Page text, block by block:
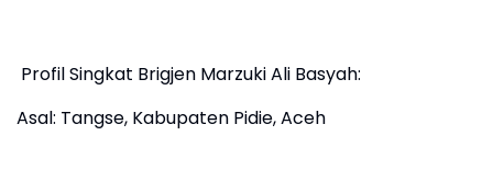
Profil Singkat Brigjen Marzuki Ali Basyah:
Asal: Tangse, Kabupaten Pidie, Aceh